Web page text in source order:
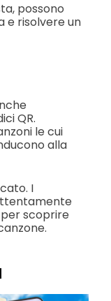
possono
e risolvere un
QR.
le cui
alla
I
scoprire